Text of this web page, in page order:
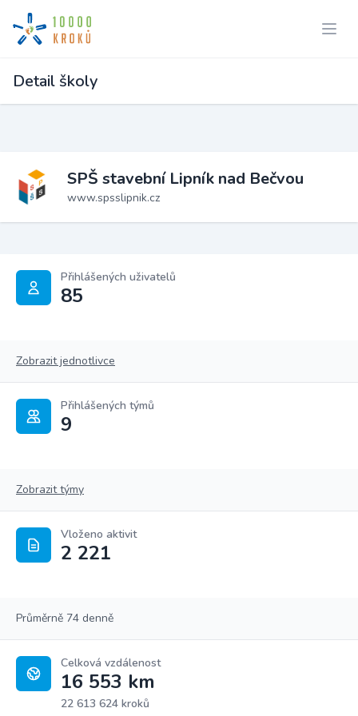
Detail školy
SPŠ stavební Lipník nad Bečvou
www.spsslipnik.cz
Přihlášených uživatelů
85
Zobrazit jednotlivce
Přihlášených týmů
9
Zobrazit týmy
Vloženo aktivit
2 221
Průměrně 74 denně
Celková vzdálenost
16 553 km
22 613 624 kroků